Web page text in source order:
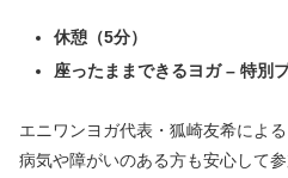
休憩（5分）
座ったままできるヨガ – 特別
エニワンヨガ代表・狐崎友希によ
病気や障がいのある方も安心して